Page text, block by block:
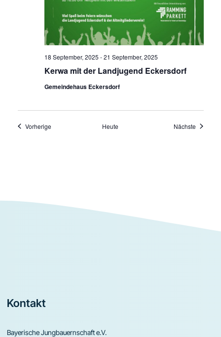
Kerwa mit der Landjugend Eckersdorf
18 September, 2025 -21 September, 2025
Gemeindehaus Eckersdorf
VorherigeVeranstaltungen Heute Nächste
Footer
Kontakt
Bayerische Jungbauernschaft e.V.